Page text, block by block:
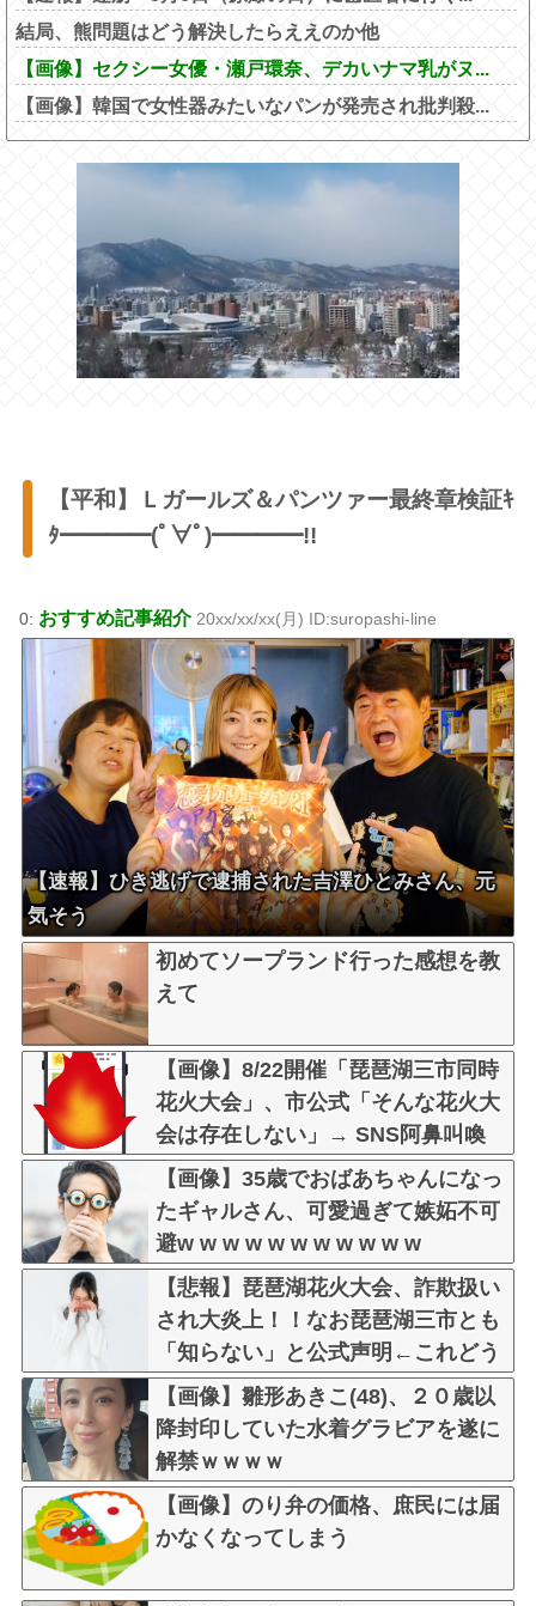
結局、熊問題はどう解決したらええのか他
【画像】セクシー女優・瀬戸環奈、デカいナマ乳がヌ...
【画像】韓国で女性器みたいなパンが発売され批判殺...
【平和】Ｌガールズ＆パンツァー最終章検証ｷ
ﾀ━━━━(ﾟ∀ﾟ)━━━━!!
0: おすすめ記事紹介20xx/xx/xx(月) ID:suropashi-line
【速報】ひき逃げで逮捕された吉澤ひとみさん、元
気そう
初めてソープランド行った感想を教
えて
【画像】8/22開催「琵琶湖三市同時
花火大会」、市公式「そんな花火大
会は存在しない」→ SNS阿鼻叫喚
・・・
【画像】35歳でおばあちゃんになっ
たギャルさん、可愛過ぎて嫉妬不可
避w w w w w w w w w w w
【悲報】琵琶湖花火大会、詐欺扱い
され大炎上！！なお琵琶湖三市とも
「知らない」と公式声明←これどう
言うことなんや！？？？？？？？？
【画像】雛形あきこ(48)、２０歳以
降封印していた水着グラビアを遂に
解禁ｗｗｗｗ
【画像】のり弁の価格、庶民には届
かなくなってしまう